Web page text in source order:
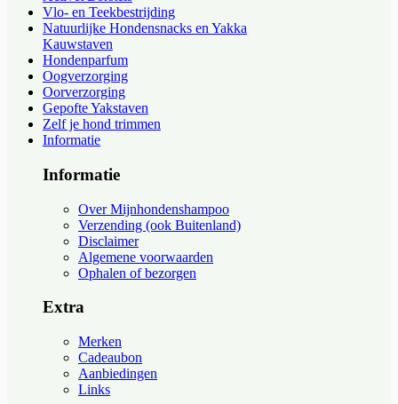
Vlo- en Teekbestrijding
Natuurlijke Hondensnacks en Yakka
Kauwstaven
Hondenparfum
Oogverzorging
Oorverzorging
Gepofte Yakstaven
Zelf je hond trimmen
Informatie
Informatie
Over Mijnhondenshampoo
Verzending (ook Buitenland)
Disclaimer
Algemene voorwaarden
Ophalen of bezorgen
Extra
Merken
Cadeaubon
Aanbiedingen
Links